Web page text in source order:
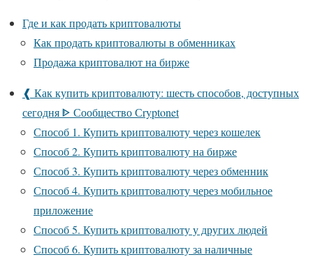
Где и как продать криптовалюты
Как продать криптовалюты в обменниках
Продажа криптовалют на бирже
❰ Как купить криптовалюту: шесть способов, доступных
сегодня ᐈ Сообщество Сryptonet
Способ 1. Купить криптовалюту через кошелек
Способ 2. Купить криптовалюту на бирже
Способ 3. Купить криптовалюту через обменник
Способ 4. Купить криптовалюту через мобильное
приложение
Способ 5. Купить криптовалюту у других людей
Способ 6. Купить криптовалюту за наличные